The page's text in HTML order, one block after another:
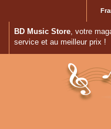
BD Music Store, votre
service et au meilleur prix !